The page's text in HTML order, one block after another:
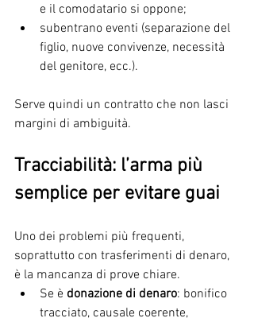
e il comodatario si oppone;
subentrano eventi (separazione del
figlio, nuove convivenze, necessità
del genitore, ecc.).
Serve quindi un contratto che non lasci
margini di ambiguità.
Tracciabilità: l’arma più
semplice per evitare guai
Uno dei problemi più frequenti,
soprattutto con trasferimenti di denaro,
è la mancanza di prove chiare.
Se è donazione di denaro: bonifico
tracciato, causale coerente,